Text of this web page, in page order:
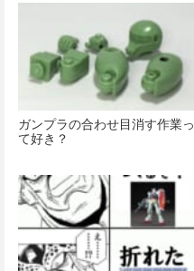
ガンプラの合わせ目消す作業っ
て好き？